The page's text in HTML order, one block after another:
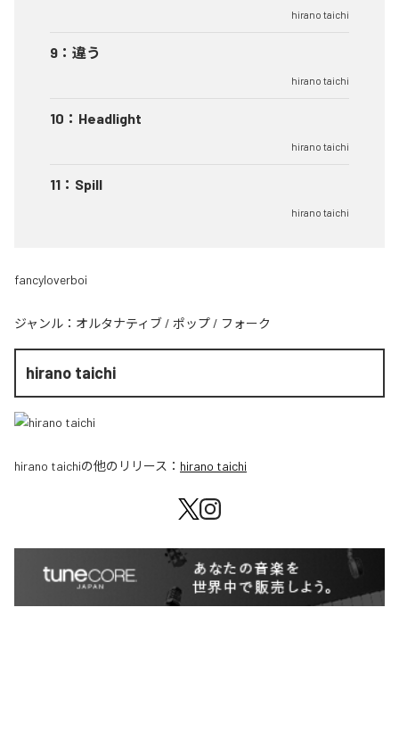
hirano taichi
9 ： 違う
hirano taichi
10 ： Headlight
hirano taichi
11 ： Spill
hirano taichi
fancyloverboi
ジャンル： オルタナティブ / ポップ / フォーク
hirano taichi
hirano taichiの他のリリース： hirano taichi